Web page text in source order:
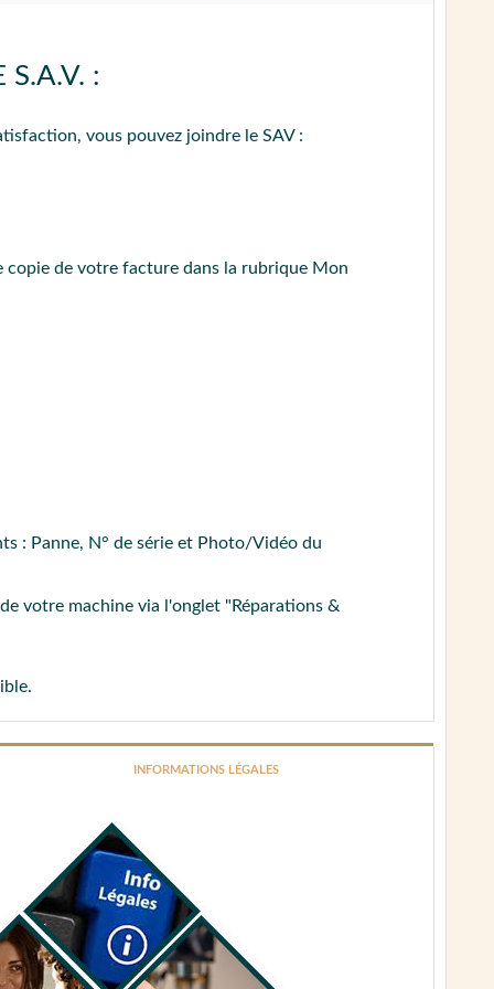
plus profond.
DE CONTACT
:
vous pouvez joindre le SAV :
copie de votre facture dans la rubrique Mon
: Panne, N° de série et Photo/Vidéo du
votre machine via l'onglet "Réparations &
INFORMATIONS LÉGALES